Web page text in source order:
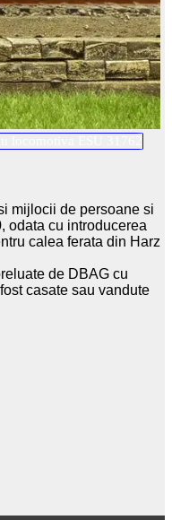
mijlocii de persoane si
odata cu introducerea
calea ferata din Harz
de DBAG cu
casate sau vandute